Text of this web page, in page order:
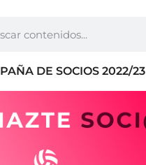
DE SOCIOS 2022/23